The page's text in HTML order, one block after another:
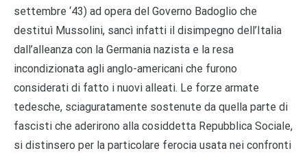
settembre ‘43) ad opera del Governo Badoglio che
destituì Mussolini, sancì infatti il disimpegno dell’Italia
dall’alleanza con la Germania nazista e la resa
incondizionata agli anglo-americani che furono
considerati di fatto i nuovi alleati. Le forze armate
tedesche, sciaguratamente sostenute da quella parte di
fascisti che aderirono alla cosiddetta Repubblica Sociale,
si distinsero per la particolare ferocia usata nei confronti